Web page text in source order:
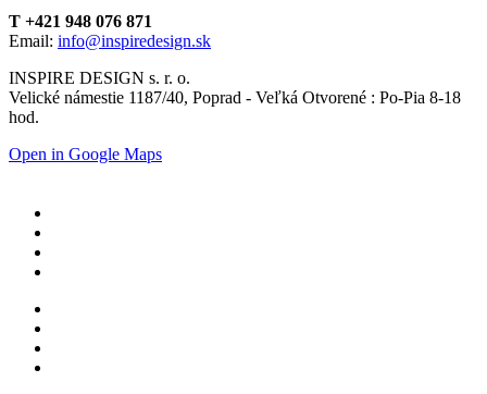
T +421 948 076 871
Email: info@inspiredesign.sk
INSPIRE DESIGN s. r. o.
Velické námestie 1187/40, Poprad - Veľká Otvorené : Po-Pia 8-18
hod.
Open in Google Maps